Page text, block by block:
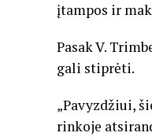
įtampos ir
Pasak V.
gali stiprėti.
„Pavyzdžiui,
rinkoje